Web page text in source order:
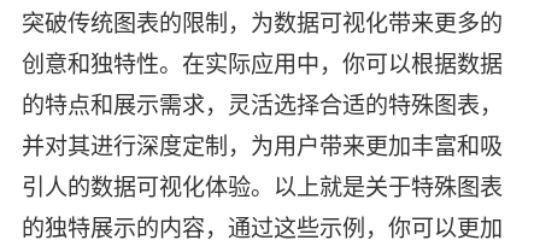
突破传统图表的限制，为数据可视化带来更多的
创意和独特性。在实际应用中，你可以根据数据
的特点和展示需求，灵活选择合适的特殊图表，
并对其进行深度定制，为用户带来更加丰富和吸
引人的数据可视化体验。以上就是关于特殊图表
的独特展示的内容，通过这些示例，你可以更加